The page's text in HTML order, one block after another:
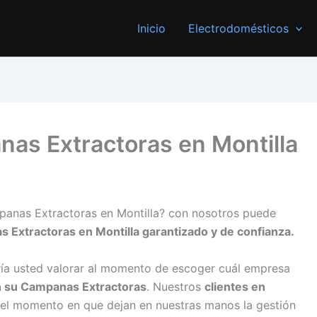
Inicio Electrodomésticos
Extractoras en Montilla
Extractoras en Montilla? con nosotros puede
Extractoras en Montilla garantizado y de confianza.
usted valorar al momento de escoger cuál empresa
su Campanas Extractoras. Nuestros clientes en
momento en que dejan en nuestras manos la gestión